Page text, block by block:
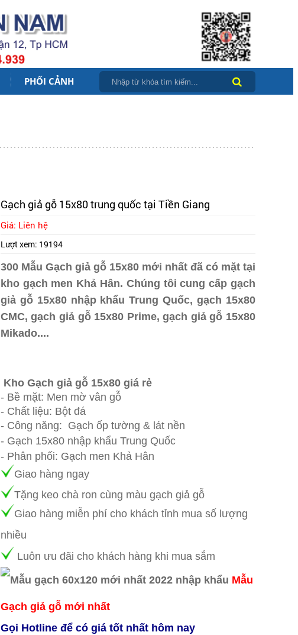
PHỐI CẢNH
Gạch giả gỗ 15x80 trung quốc tại Tiền Giang
Giá: Liên hệ
Lượt xem: 19194
300 Mẫu Gạch giả gỗ 15x80 mới nhất đã có mặt tại
kho gạch men Khả Hân. Chúng tôi cung cấp gạch
giả gỗ 15x80 nhập khẩu Trung Quốc, gạch 15x80
CMC, gạch giả gỗ 15x80 Prime, gạch giả gỗ 15x80
Mikado....
Kho Gạch giả gỗ 15x80 giá rẻ
- Bề mặt: Men mờ vân gỗ
- Chất liệu: Bột đá
- Công năng: Gạch ốp tường & lát nền
- Gạch 15x80 nhập khẩu Trung Quốc
- Phân phối: Gạch men Khả Hân
Giao hàng ngay
Tặng keo chà ron cùng màu gạch giả gỗ
Giao hàng miễn phí cho khách tỉnh mua số lượng
nhiều
Luôn ưu đãi cho khách hàng khi mua sắm
Mẫu
Gạch giả gỗ mới nhất
Gọi Hotline để có giá tốt nhất hôm nay